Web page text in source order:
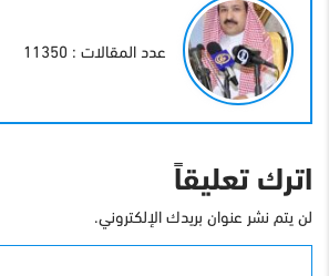
عدد المقالات : 11350
اترك تعليقاً
لن يتم نشر عنوان بريدك الإلكتروني.